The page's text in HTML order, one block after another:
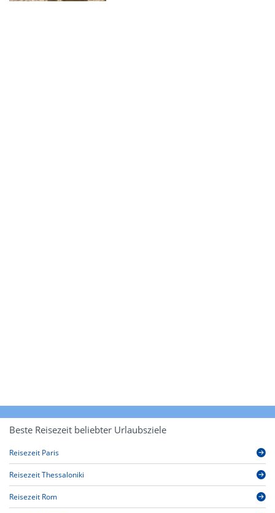
Beste Reisezeit beliebter Urlaubsziele
Reisezeit Paris
Reisezeit Thessaloniki
Reisezeit Rom